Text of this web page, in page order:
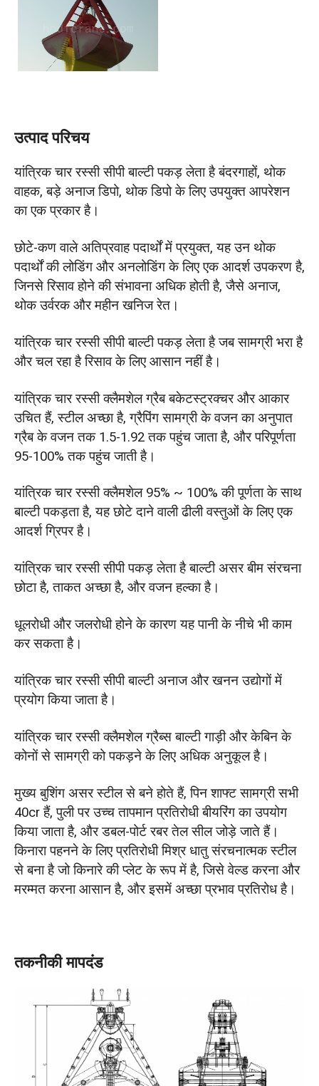
उत्पाद परिचय
यांत्रिक चार रस्सी सीपी बाल्टी पकड़ लेता है बंदरगाहों, थोक
वाहक, बड़े अनाज डिपो, थोक डिपो के लिए उपयुक्त आपरेशन
का एक प्रकार है।
छोटे-कण वाले अतिप्रवाह पदार्थों में प्रयुक्त, यह उन थोक
पदार्थों की लोडिंग और अनलोडिंग के लिए एक आदर्श उपकरण है,
जिनसे रिसाव होने की संभावना अधिक होती है, जैसे अनाज,
थोक उर्वरक और महीन खनिज रेत।
यांत्रिक चार रस्सी सीपी बाल्टी पकड़ लेता है जब सामग्री भरा है
और चल रहा है रिसाव के लिए आसान नहीं है।
यांत्रिक चार रस्सी क्लैमशेल ग्रैब बकेटस्ट्रक्चर और आकार
उचित हैं, स्टील अच्छा है, ग्रैपिंग सामग्री के वजन का अनुपात
ग्रैब के वजन तक 1.5-1.92 तक पहुंच जाता है, और परिपूर्णता
95-100% तक पहुंच जाती है।
यांत्रिक चार रस्सी क्लैमशेल 95% ~ 100% की पूर्णता के साथ
बाल्टी पकड़ता है, यह छोटे दाने वाली ढीली वस्तुओं के लिए एक
आदर्श ग्रिपर है।
यांत्रिक चार रस्सी सीपी पकड़ लेता है बाल्टी असर बीम संरचना
छोटा है, ताकत अच्छा है, और वजन हल्का है।
धूलरोधी और जलरोधी होने के कारण यह पानी के नीचे भी काम
कर सकता है।
यांत्रिक चार रस्सी सीपी बाल्टी अनाज और खनन उद्योगों में
प्रयोग किया जाता है।
यांत्रिक चार रस्सी क्लैमशेल ग्रैब्स बाल्टी गाड़ी और केबिन के
कोनों से सामग्री को पकड़ने के लिए अधिक अनुकूल है।
मुख्य बुशिंग असर स्टील से बने होते हैं, पिन शाफ्ट सामग्री सभी
40cr हैं, पुली पर उच्च तापमान प्रतिरोधी बीयरिंग का उपयोग
किया जाता है, और डबल-पोर्ट रबर तेल सील जोड़े जाते हैं।
किनारा पहनने के लिए प्रतिरोधी मिश्र धातु संरचनात्मक स्टील
से बना है जो किनारे की प्लेट के रूप में है, जिसे वेल्ड करना और
मरम्मत करना आसान है, और इसमें अच्छा प्रभाव प्रतिरोध है।
तकनीकी मापदंड